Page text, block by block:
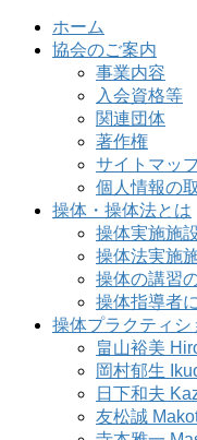
ホーム
協会のご案内
事業内容
入会資格等
関連団体
著作権
サイトマッ
個人情報の
操体・操体法とは
操体実施施
操体法実施
操体の講習
操体指導者
操体プラクティシ
畠山裕美
岡村郁生
日下和夫
友松誠